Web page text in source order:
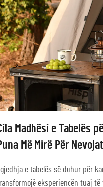
Madhësi e Tabelës
Më Mirë Për
e tabelës së duhur për
eksperiencën tuaj të